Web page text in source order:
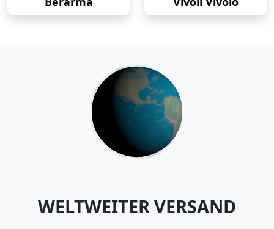
WELTWEITER VERSAND